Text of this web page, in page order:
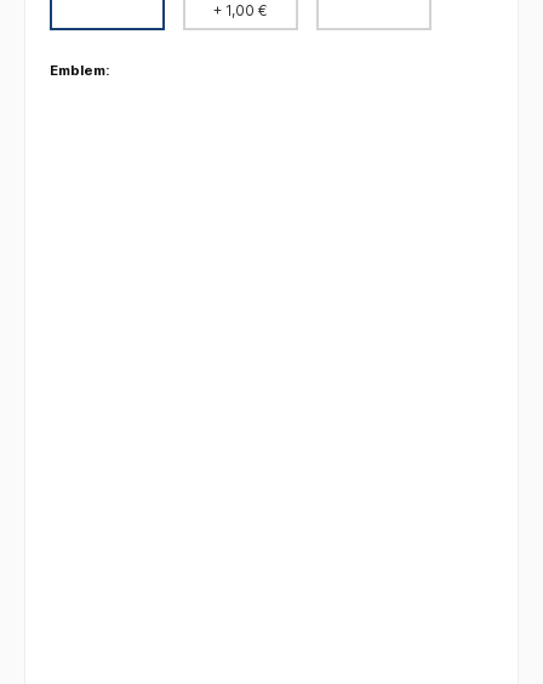
+ 1,00 €
Emblem: